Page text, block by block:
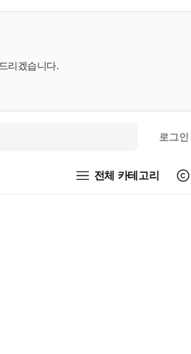
리겠습니다.
로그인
전체 카테고리